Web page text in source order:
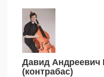
Давид Андреевич
(контрабас)